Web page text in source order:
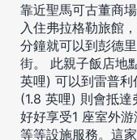
靠近聖馬可古董商場
入住弗拉格勒旅館
分鐘就可以到彭德
街。 此親子飯店地
英哩) 可以到雷普
(1.8 英哩) 則會抵達
好好享受1 座室外
等等設施服務。這